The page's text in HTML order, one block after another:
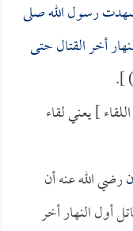
رسول الله صلى
أخر القتال حتى
) ].
] يعني لقاء
رضي الله عنه أن
أول النهار أخر